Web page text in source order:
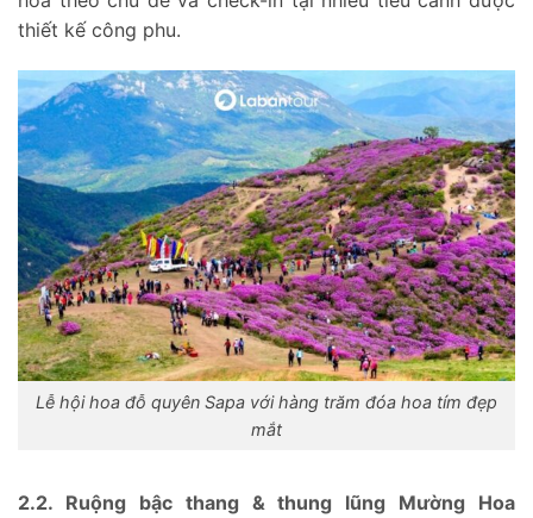
thiết kế công phu.
Lễ hội hoa đỗ quyên Sapa với hàng trăm đóa hoa tím đẹp
mắt
2.2. Ruộng bậc thang & thung lũng Mường Hoa